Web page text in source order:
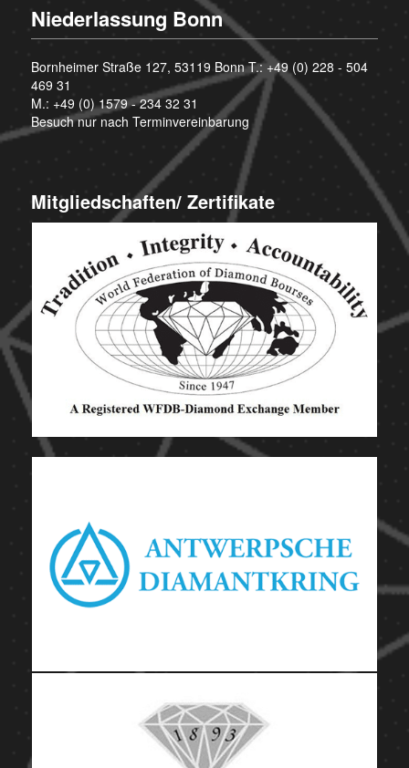
Niederlassung Bonn
Bornheimer Straße 127, 53119 Bonn T.:+49 (0) 228 - 504
469 31
M.: +49 (0) 1579 - 234 32 31
Besuch nur nach Terminvereinbarung
Mitgliedschaften/ Zertifikate